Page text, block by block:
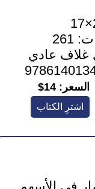
261
غلاف عادي
السعر: 14$
اشترِ الكتاب
في الأسهم